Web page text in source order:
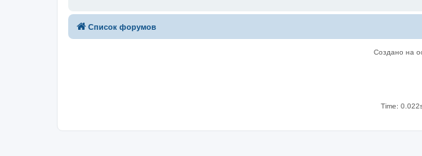
Список форумов
Создано на
Time: